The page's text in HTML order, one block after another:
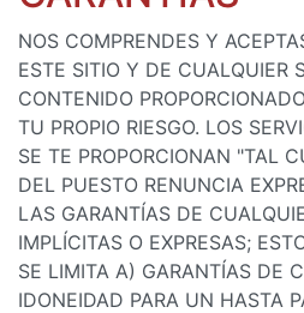
NOS COMPRENDES Y
ESTE SITIO Y DE CUALQUIER
CONTENIDO
TU PROPIO RIESGO. LOS
SE TE PROPORCIONAN "TAL
DEL PUESTO RENUNCIA
LAS GARANTÍAS DE
IMPLÍCITAS O EXPRESAS;
SE LIMITA A) GARANTÍAS DE
IDONEIDAD PARA UN HASTA